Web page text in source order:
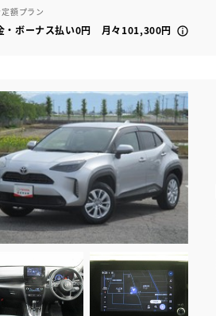
定額プラン
・ボーナス払い0円 月々101,300円